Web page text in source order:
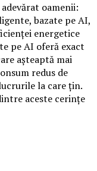
oamenii:
bazate pe AI,
energetice
pe AI oferă exact
așteaptă mai
redus de
la care țin.
aceste cerințe